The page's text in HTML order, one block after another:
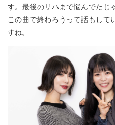
す。最後のリハまで悩んでたじ
この曲で終わろうって話もして
すね。